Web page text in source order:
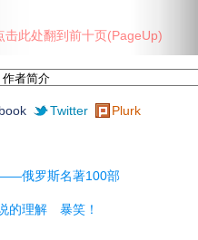
Twitter Plurk
击此处翻到前十页(PageUp)
俄罗斯名著100部
的理解 暴笑！